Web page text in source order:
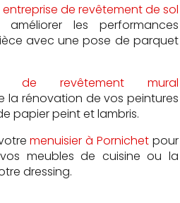
entreprise de revêtement de sol
les performances
avec une pose de parquet
de revêtement mural
la rénovation de vos peintures
papier peint et lambris.
menuisier à Pornichet pour
meubles de cuisine ou la
dressing.